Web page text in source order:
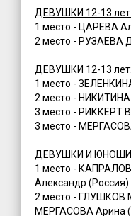
ДЕВУШКИ 12-13
1 место - ЦАРЕВА
2 место - РУЗАЕВА
ДЕВУШКИ 12-13
1 место -
2 место -
3 место - РИККЕРТ
3 место -
ДЕВУШКИ И ЮНОШИ
1 место -
Александр (Россия)
2 место - ГЛУШКОВ
МЕРГАСОВА Арина